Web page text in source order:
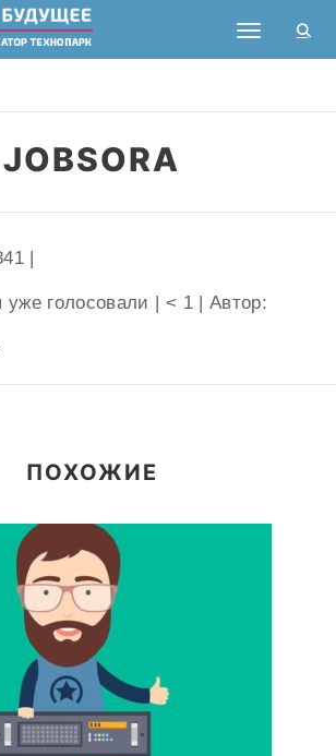
Toggle
JOBSORA
|
уже голосовали | < 1 | Автор:
ПОХОЖИЕ